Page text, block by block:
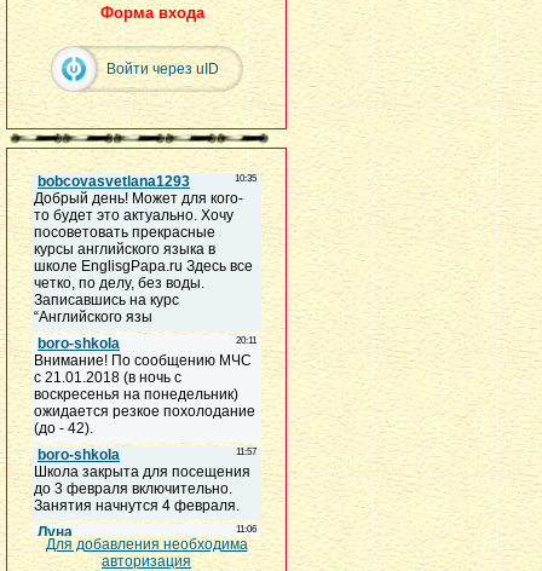
Форма входа
Войти через uID
Для добавления необходима
авторизация